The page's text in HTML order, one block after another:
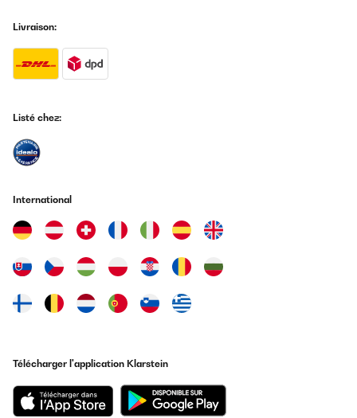
Livraison:
Listé chez:
International
Télécharger l'application Klarstein